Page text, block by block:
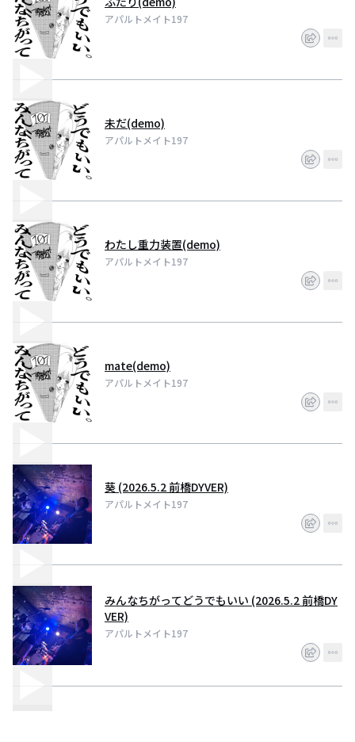
アパルトメイト197
未だ(demo)
アパルトメイト197
わたし重力装置(demo)
アパルトメイト197
mate(demo)
アパルトメイト197
葵 (2026.5.2 前橋DYVER)
アパルトメイト197
みんなちがってどうでもいい (2026.5.2 前橋DY
VER)
アパルトメイト197